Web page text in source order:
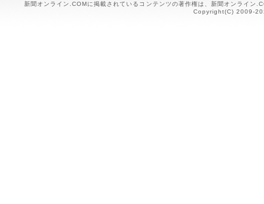
新聞オンライン.COMに掲載されているコンテンツの著作権は、新聞オンライン
Copyright(C) 2009-